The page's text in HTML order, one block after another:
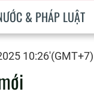
& PHÁP LUẬT
10:26'(GMT+7)